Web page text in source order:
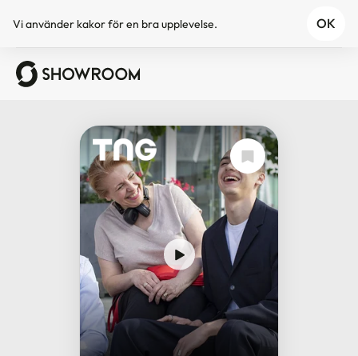
Vi använder kakorför en bra upplevelse. OK